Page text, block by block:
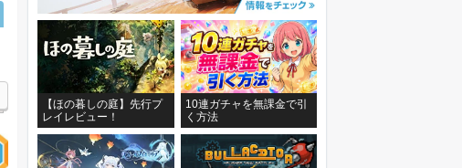
【ほの暮しの庭】先行プ
レイレビュー！
10連ガチャを無課金で引
く方法